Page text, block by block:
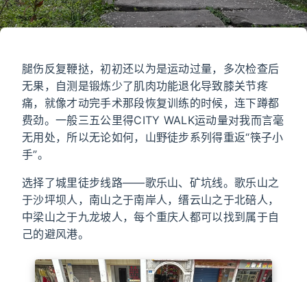
腿伤反复鞭挞，初初还以为是运动过量，多次检查后
无果，自测是锻炼少了肌肉功能退化导致膝关节疼
痛，就像才动完手术那段恢复训练的时候，连下蹲都
费劲。一般三五公里得CITY WALK运动量对我而言毫
无用处，所以无论如何，山野徒步系列得重返“筷子小
手”。
选择了城里徒步线路——歌乐山、矿坑线。歌乐山之
于沙坪坝人，南山之于南岸人，缙云山之于北碚人，
中梁山之于九龙坡人，每个重庆人都可以找到属于自
己的避风港。